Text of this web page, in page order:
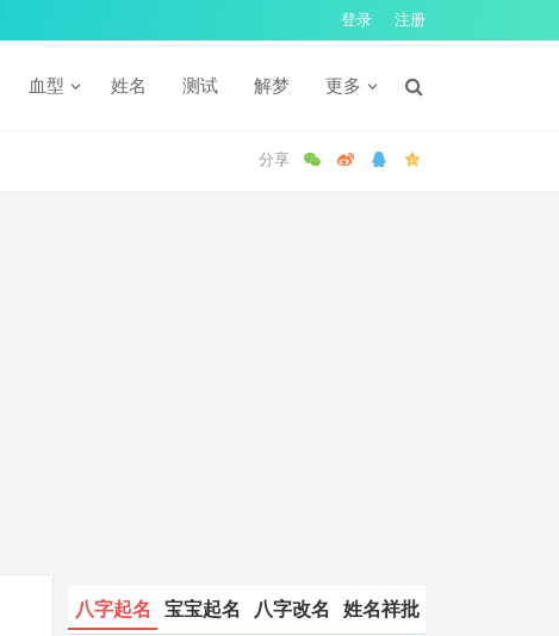
登录 注册
血型 姓名 测试 解梦 更多
八字起名 宝宝起名 八字改名 姓名祥批